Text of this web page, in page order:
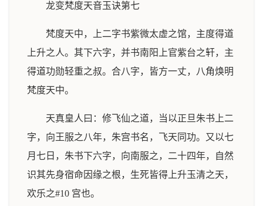
龙变梵度天音玉诀第七
梵度天中，上二字书紫微太虚之馆，主度得道
上升之人。其下六字，并书南阳上官紫台之轩，主
得道功勋轻重之叔。合八字，皆方一丈，八角焕明
梵度天中。
天真皇人曰：修飞仙之道，当以正旦朱书上二
字，向王服之八年，朱宫书名，飞天同功。又以七
月七日，朱书下六字，向南服之，二十四年，自然
识其先身宿命因缘之根，生死皆得上升玉清之天，
欢乐之#10 宫也。